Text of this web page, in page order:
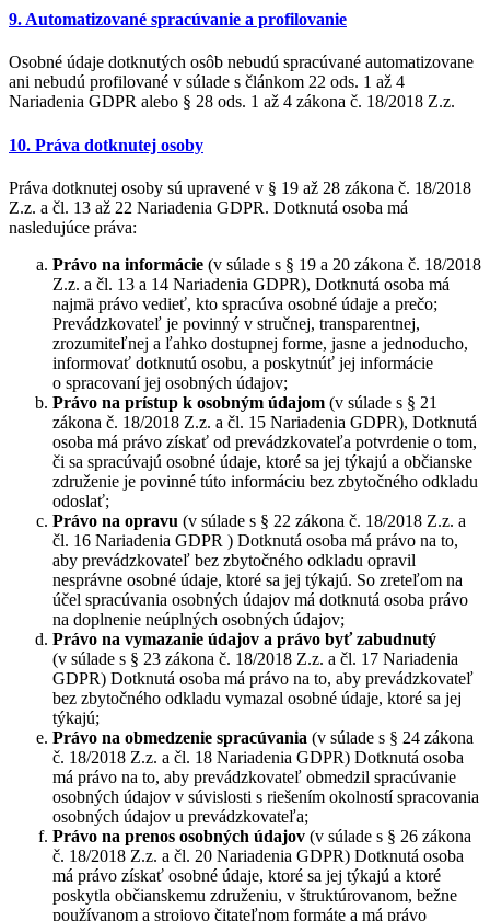
9. Automatizované spracúvanie a profilovanie
Osobné údaje dotknutých osôb nebudú spracúvané automatizovane
ani nebudú profilované v súlade s článkom 22 ods. 1 až 4
Nariadenia GDPR alebo § 28 ods. 1 až 4 zákona č. 18/2018 Z.z.
10. Práva dotknutej osoby
Práva dotknutej osoby sú upravené v § 19 až 28 zákona č. 18/2018
Z.z. a čl. 13 až 22 Nariadenia GDPR. Dotknutá osoba má
nasledujúce práva:
Právo na informácie (v súlade s § 19 a 20 zákona č. 18/2018
Z.z. a čl. 13 a 14 Nariadenia GDPR), Dotknutá osoba má
najmä právo vedieť, kto spracúva osobné údaje a prečo;
Prevádzkovateľ je povinný v stručnej, transparentnej,
zrozumiteľnej a ľahko dostupnej forme, jasne a jednoducho,
informovať dotknutú osobu, a poskytnúť jej informácie
o spracovaní jej osobných údajov;
Právo na prístup k osobným údajom (v súlade s § 21
zákona č. 18/2018 Z.z. a čl. 15 Nariadenia GDPR), Dotknutá
osoba má právo získať od prevádzkovateľa potvrdenie o tom,
či sa spracúvajú osobné údaje, ktoré sa jej týkajú a občianske
združenie je povinné túto informáciu bez zbytočného odkladu
odoslať;
Právo na opravu (v súlade s § 22 zákona č. 18/2018 Z.z. a
čl. 16 Nariadenia GDPR ) Dotknutá osoba má právo na to,
aby prevádzkovateľ bez zbytočného odkladu opravil
nesprávne osobné údaje, ktoré sa jej týkajú. So zreteľom na
účel spracúvania osobných údajov má dotknutá osoba právo
na doplnenie neúplných osobných údajov;
Právo na vymazanie údajov a právo byť zabudnutý
(v súlade s § 23 zákona č. 18/2018 Z.z. a čl. 17 Nariadenia
GDPR) Dotknutá osoba má právo na to, aby prevádzkovateľ
bez zbytočného odkladu vymazal osobné údaje, ktoré sa jej
týkajú;
Právo na obmedzenie spracúvania (v súlade s § 24 zákona
č. 18/2018 Z.z. a čl. 18 Nariadenia GDPR) Dotknutá osoba
má právo na to, aby prevádzkovateľ obmedzil spracúvanie
osobných údajov v súvislosti s riešením okolností spracovania
osobných údajov u prevádzkovateľa;
Právo na prenos osobných údajov (v súlade s § 26 zákona
č. 18/2018 Z.z. a čl. 20 Nariadenia GDPR) Dotknutá osoba
má právo získať osobné údaje, ktoré sa jej týkajú a ktoré
poskytla občianskemu združeniu, v štruktúrovanom, bežne
používanom a strojovo čitateľnom formáte a má právo